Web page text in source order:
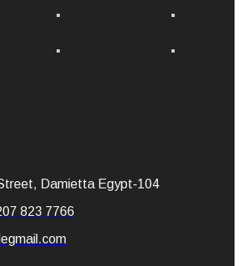
Damietta Egypt-104
823 7766